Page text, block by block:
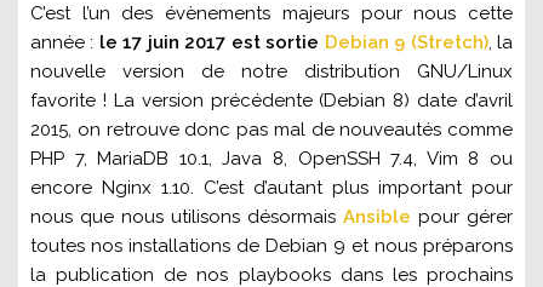
C’est l’un des évènements majeurs pour nous cette
année : le 17 juin 2017 est sortie Debian 9 (Stretch), la
nouvelle version de notre distribution GNU/Linux
favorite ! La version précédente (Debian 8) date d’avril
2015, on retrouve donc pas mal de nouveautés comme
PHP 7, MariaDB 10.1, Java 8, OpenSSH 7.4, Vim 8 ou
encore Nginx 1.10. C’est d’autant plus important pour
nous que nous utilisons désormais Ansible pour gérer
toutes nos installations de Debian 9 et nous préparons
la publication de nos playbooks dans les prochains